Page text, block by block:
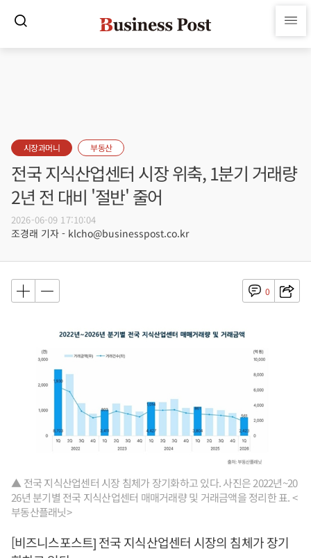
시장과머니 부동산
전국 지식산업센터 시장 위축, 1분기 거래량
2년 전 대비 '절반' 줄어
2026-06-09 17:10:04
조경래 기자 - klcho@businesspost.co.kr
0
▲ 전국 지식산업센터 시장 침체가 장기화하고 있다. 사진은 2022년~20
26년 분기별 전국 지식산업센터 매매거래량 및 거래금액을 정리한 표. <
부동산플래닛>
[비즈니스포스트] 전국 지식산업센터 시장의 침체가 장기